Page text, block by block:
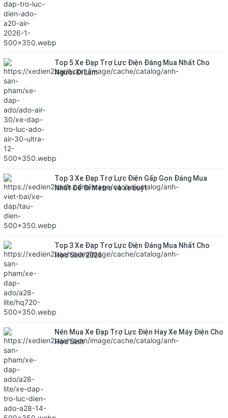
Top 5 Xe Đạp Trợ Lực Điện Đáng Mua Nhất Cho
Người Đi Làm
Top 3 Xe Đạp Trợ Lực Điện Gấp Gọn Đáng Mua
Nhất Để Đi Metro và xe buýt
Top 3 Xe Đạp Trợ Lực Điện Đáng Mua Nhất Cho
Học Sinh 2026
Nên Mua Xe Đạp Trợ Lực Điện Hay Xe Máy Điện Cho
Học Sinh